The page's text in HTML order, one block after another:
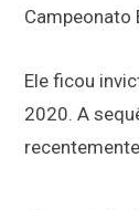
Campeonato
Ele ficou
2020. A